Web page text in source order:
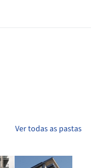
Ver todas as pastas